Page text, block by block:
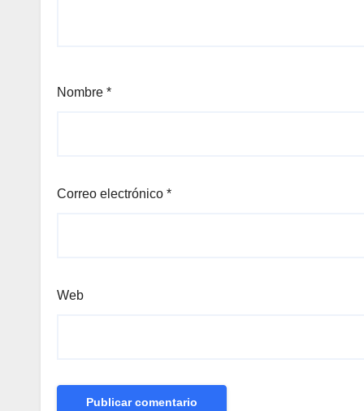
Nombre *
Correo electrónico *
Web